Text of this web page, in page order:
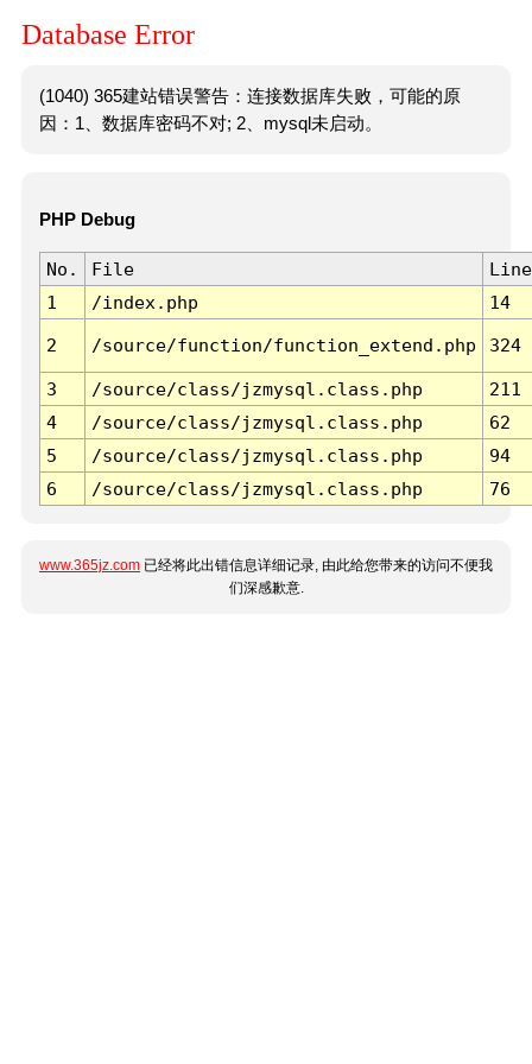
Database Error
(1040) 365建站错误警告：连接数据库失败，可能的原
因：1、数据库密码不对; 2、mysql未启动。
PHP Debug
No. File
Line
1
/index.php 14
2 /source/function/function_extend.php 324
3 /source/class/jzmysql.class.php
211
4
/source/class/jzmysql.class.php
62
5
/source/class/jzmysql.class.php
94
6
/source/class/jzmysql.class.php 76
www.365jz.com 已经将此出错信息详细记录, 由此给您带来的访问不便我
们深感歉意.